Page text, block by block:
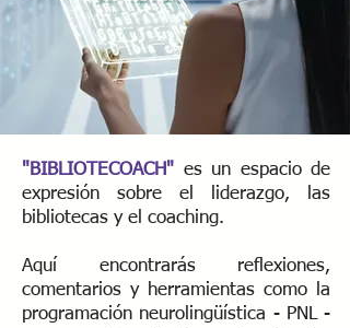
"BIBLIOTECOACH" es un espacio de
expresión sobre el liderazgo, las
bibliotecas y el coaching.
Aquí encontrarás reflexiones,
comentarios y herramientas como la
programación neurolingüística - PNL -